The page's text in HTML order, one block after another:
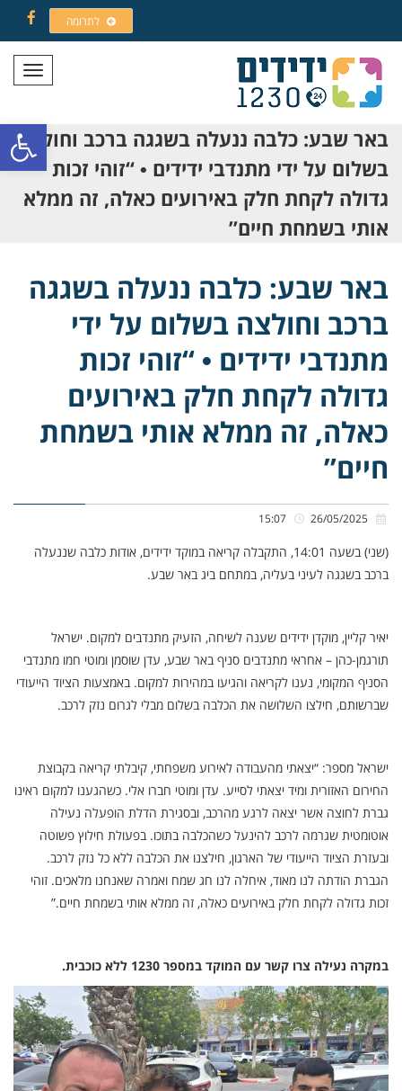
פתח
לתרומה
תפריט
באר שבע: כלבה ננעלה בשגגה ברכב וחולצה
בשלום על ידי מתנדבי ידידים • “זוהי זכות
גדולה לקחת חלק באירועים כאלה, זה ממלא
אותי בשמחת חיים”
באר שבע: כלבה ננעלה בשגגה
ברכב וחולצה בשלום על ידי
מתנדבי ידידים • “זוהי זכות
גדולה לקחת חלק באירועים
כאלה, זה ממלא אותי בשמחת
חיים”
(שני) בשעה 14:01, התקבלה קריאה במוקד ידידים, אודות כלבה שננעלה
ברכב בשגגה לעיני בעליה, במתחם ביג באר שבע.
יאיר קליין, מוקדן ידידים שענה לשיחה, הזעיק מתנדבים למקום. ישראל
תורגמן-כהן – אחראי מתנדבים סניף באר שבע, עדן שוסמן ומוטי חמו מתנדבי
הסניף המקומי, נענו לקריאה והגיעו במהירות למקום. באמצעות הציוד הייעודי
שברשותם, חילצו השלושה את הכלבה בשלום מבלי לגרום נזק לרכב.
ישראל מספר: “יצאתי מהעבודה לאירוע משפחתי, קיבלתי קריאה בקבוצת
החירום האזורית ומיד יצאתי לסייע. עדן ומוטי חברו אלי. כשהגענו למקום ראינו
גברת לחוצה אשר יצאה לרגע מהרכב, ובסגירת הדלת הופעלה נעילה
אוטומטית שגרמה לרכב להינעל כשהכלבה בתוכו. בפעולת חילוץ פשוטה
ובעזרת הציוד הייעודי של הארגון, חילצנו את הכלבה ללא כל נזק לרכב.
הגברת הודתה לנו מאוד, איחלה לנו חג שמח ואמרה שאנחנו מלאכים. זוהי
זכות גדולה לקחת חלק באירועים כאלה, זה ממלא אותי בשמחת חיים.”
במקרה נעילה צרו קשר עם המוקד במספר 1230 ללא כוכבית.